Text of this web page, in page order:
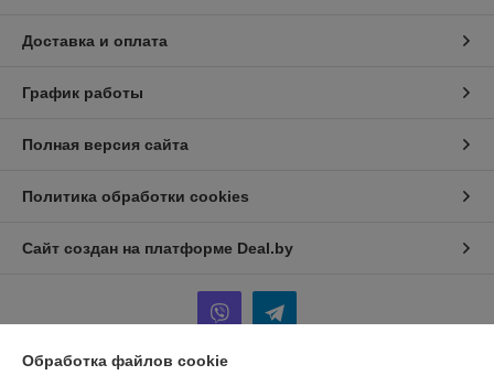
Доставка и оплата
График работы
Полная версия сайта
Политика обработки cookies
Сайт создан на платформе Deal.by
Обработка файлов cookie